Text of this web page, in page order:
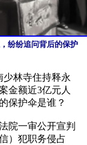
纷纷追问背后的保护
少林寺住持释永
金额近3亿元人
保护伞是谁？
院一审公开宣判
）犯职务侵占